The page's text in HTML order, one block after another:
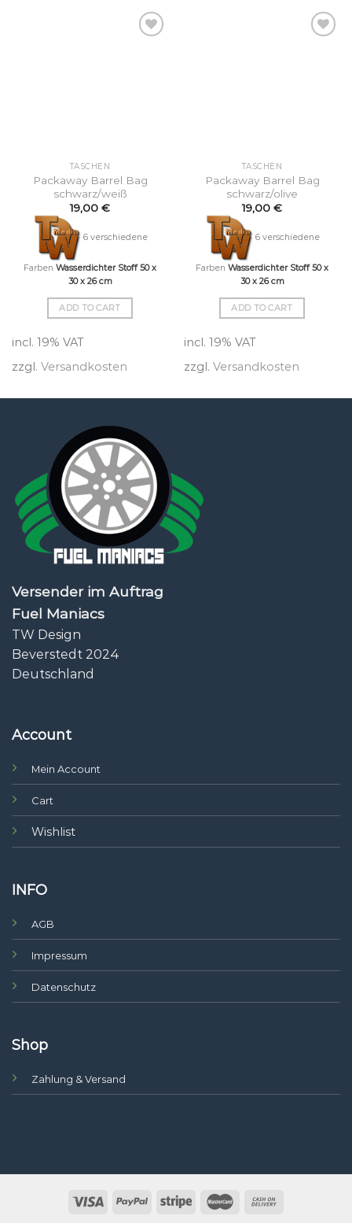
TASCHEN
Packaway Barrel Bag
schwarz/weiß
19,00 €
6 verschiedene
Farben Wasserdichter Stoff 50 x
30 x 26 cm
ADD TO CART
incl. 19% VAT
zzgl. Versandkosten
TASCHEN
Packaway Barrel Bag
schwarz/olive
19,00 €
6 verschiedene
Farben Wasserdichter Stoff 50 x
30 x 26 cm
ADD TO CART
incl. 19% VAT
zzgl. Versandkosten
Versender im Auftrag
Fuel Maniacs
TW Design
Beverstedt 2024
Deutschland
Account
Mein Account
Cart
Wishlist
INFO
AGB
Impressum
Datenschutz
Shop
Zahlung & Versand